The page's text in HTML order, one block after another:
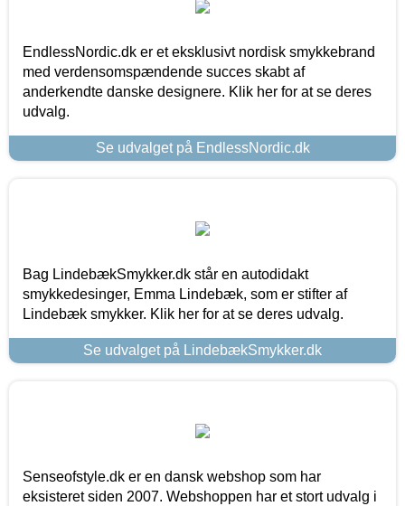
EndlessNordic.dk er et eksklusivt nordisk smykkebrand
med verdensomspændende succes skabt af
anderkendte danske designere. Klik her for at se deres
udvalg.
Se udvalget på EndlessNordic.dk
Bag LindebækSmykker.dk står en autodidakt
smykkedesinger, Emma Lindebæk, som er stifter af
Lindebæk smykker. Klik her for at se deres udvalg.
Se udvalget på LindebækSmykker.dk
Senseofstyle.dk er en dansk webshop som har
eksisteret siden 2007. Webshoppen har et stort udvalg i